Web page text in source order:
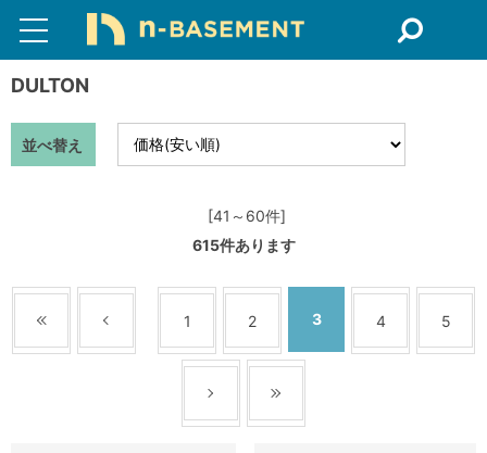
DULTON
並べ替え
[41～60件]
615件あります
1 2 3 4 5